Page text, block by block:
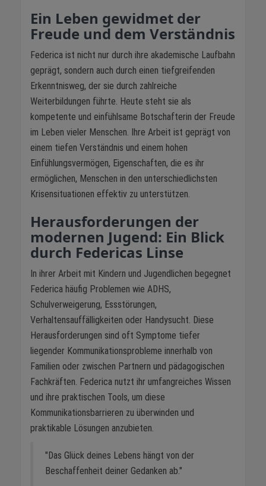
Ein Leben gewidmet der
Freude und dem Verständnis
Federica ist nicht nur durch ihre akademische Laufbahn
geprägt, sondern auch durch einen tiefgreifenden
Erkenntnisweg, der sie durch zahlreiche
Weiterbildungen führte. Heute steht sie als
kompetente und einfühlsame Botschafterin der Freude
im Leben vieler Menschen. Ihre Arbeit ist geprägt von
einem tiefen Verständnis und einem hohen
Einfühlungsvermögen, Eigenschaften, die es ihr
ermöglichen, Menschen in den unterschiedlichsten
Krisensituationen effektiv zu unterstützen.
Herausforderungen der
modernen Jugend: Ein Blick
durch Federicas Linse
In ihrer Arbeit mit Kindern und Jugendlichen begegnet
Federica häufig Problemen wie ADHS,
Schulverweigerung, Essstörungen,
Verhaltensauffälligkeiten oder Handysucht. Diese
Herausforderungen sind oft Symptome tiefer
liegender Kommunikationsprobleme innerhalb von
Familien oder zwischen Partnern und pädagogischen
Fachkräften. Federica nutzt ihr umfangreiches Wissen
und ihre praktischen Tools, um diese
Kommunikationsbarrieren zu überwinden und
praktikable Lösungen anzubieten.
"Das Glück deines Lebens hängt von der
Beschaffenheit deiner Gedanken ab."